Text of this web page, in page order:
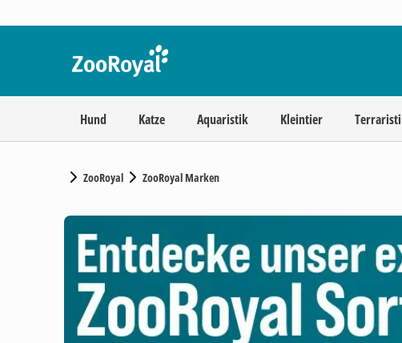
Hund Katze Aquaristik Kleintier
ZooRoyal ZooRoyal Marken